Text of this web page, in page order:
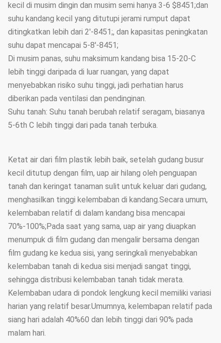
kecil di musim dingin dan musim semi hanya 3-6 $8451;dan
suhu kandang kecil yang ditutupi jerami rumput dapat
ditingkatkan lebih dari 2'-8451;, dan kapasitas peningkatan
suhu dapat mencapai 5-8'-8451;
Di musim panas, suhu maksimum kandang bisa 15-20-C
lebih tinggi daripada di luar ruangan, yang dapat
menyebabkan risiko suhu tinggi, jadi perhatian harus
diberikan pada ventilasi dan pendinginan.
Suhu tanah: Suhu tanah berubah relatif seragam, biasanya
5-6th C lebih tinggi dari pada tanah terbuka.
Ketat air dari film plastik lebih baik, setelah gudang busur
kecil ditutup dengan film, uap air hilang oleh penguapan
tanah dan keringat tanaman sulit untuk keluar dari gudang,
menghasilkan tinggi kelembaban di kandang.Secara umum,
kelembaban relatif di dalam kandang bisa mencapai
70%-100%;Pada saat yang sama, uap air yang diuapkan
menumpuk di film gudang dan mengalir bersama dengan
film gudang ke kedua sisi, yang seringkali menyebabkan
kelembaban tanah di kedua sisi menjadi sangat tinggi,
sehingga distribusi kelembaban tanah tidak merata.
Kelembaban udara di pondok lengkung kecil memiliki variasi
harian yang relatif besar.Umumnya, kelembapan relatif pada
siang hari adalah 40%60 dan lebih tinggi dari 90% pada
malam hari.